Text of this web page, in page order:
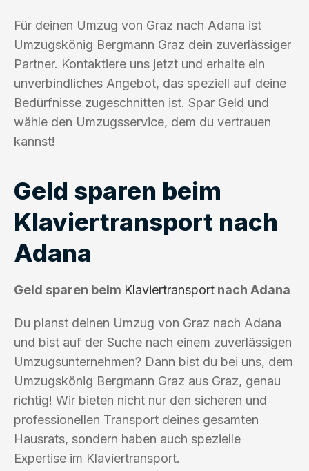
Für deinen Umzug von Graz nach Adana ist
Umzugskönig Bergmann Graz dein zuverlässiger
Partner. Kontaktiere uns jetzt und erhalte ein
unverbindliches Angebot, das speziell auf deine
Bedürfnisse zugeschnitten ist. Spar Geld und
wähle den Umzugsservice, dem du vertrauen
kannst!
Geld sparen beim
Klaviertransport nach
Adana
Geld sparen beim Klaviertransport nach Adana
Du planst deinen Umzug von Graz nach Adana
und bist auf der Suche nach einem zuverlässigen
Umzugsunternehmen? Dann bist du bei uns, dem
Umzugskönig Bergmann Graz aus Graz, genau
richtig! Wir bieten nicht nur den sicheren und
professionellen Transport deines gesamten
Hausrats, sondern haben auch spezielle
Expertise im Klaviertransport.